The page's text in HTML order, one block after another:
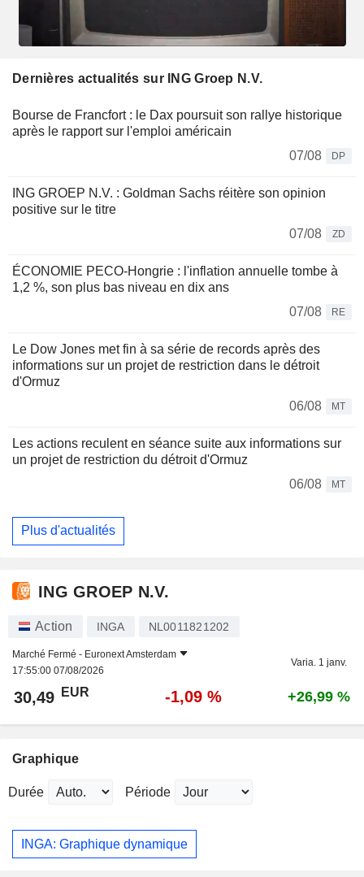
Dernières actualités sur ING Groep N.V.
Bourse de Francfort : le Dax poursuit son rallye historique
après le rapport sur l'emploi américain
07/08
DP
ING GROEP N.V. : Goldman Sachs réitère son opinion
positive sur le titre
07/08
ZD
ÉCONOMIE PECO-Hongrie : l'inflation annuelle tombe à
1,2 %, son plus bas niveau en dix ans
07/08
RE
Le Dow Jones met fin à sa série de records après des
informations sur un projet de restriction dans le détroit
d'Ormuz
06/08
MT
Les actions reculent en séance suite aux informations sur
un projet de restriction du détroit d'Ormuz
06/08
MT
Plus d'actualités
ING GROEP N.V.
Action INGA NL0011821202
Marché Fermé - Euronext Amsterdam
17:55:00 07/08/2026
Varia. 1 janv.
30,49 EUR -1,09 % +26,99 %
Graphique
Durée Période
INGA: Graphique dynamique